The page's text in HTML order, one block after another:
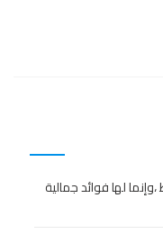
لها فوائد جمالية